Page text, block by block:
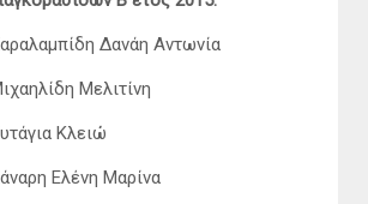
Δανάη Αντωνία
Μελιτίνη
Κλειώ
Ελένη Μαρίνα